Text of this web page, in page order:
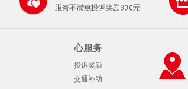
心服务
投诉奖励
交通补助